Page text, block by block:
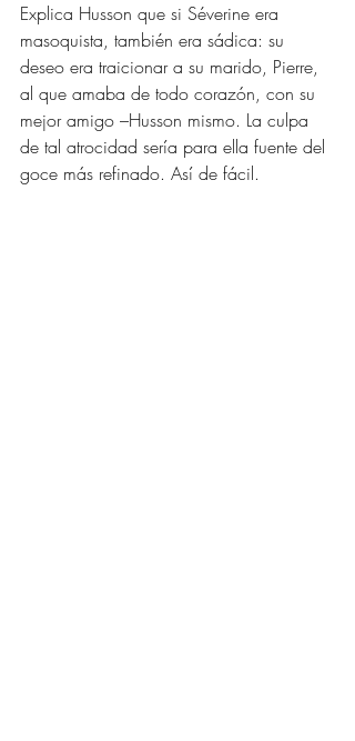
Explica Husson que si Séverine era
masoquista, también era sádica: su
deseo era traicionar a su marido, Pierre,
al que amaba de todo corazón, con su
mejor amigo –Husson mismo. La culpa
de tal atrocidad sería para ella fuente del
goce más refinado. Así de fácil.